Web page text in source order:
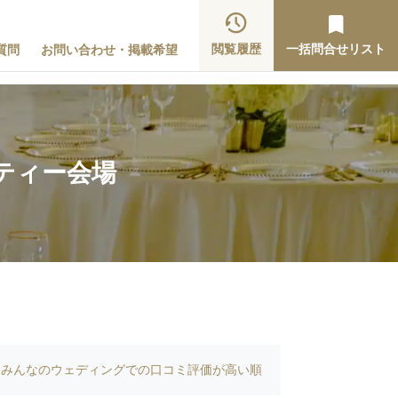
問 お問い合わせ・掲載希望 閲覧履歴 一括問合せリスト
ィー会場
みんなのウェディングでの口コミ評価が高い順